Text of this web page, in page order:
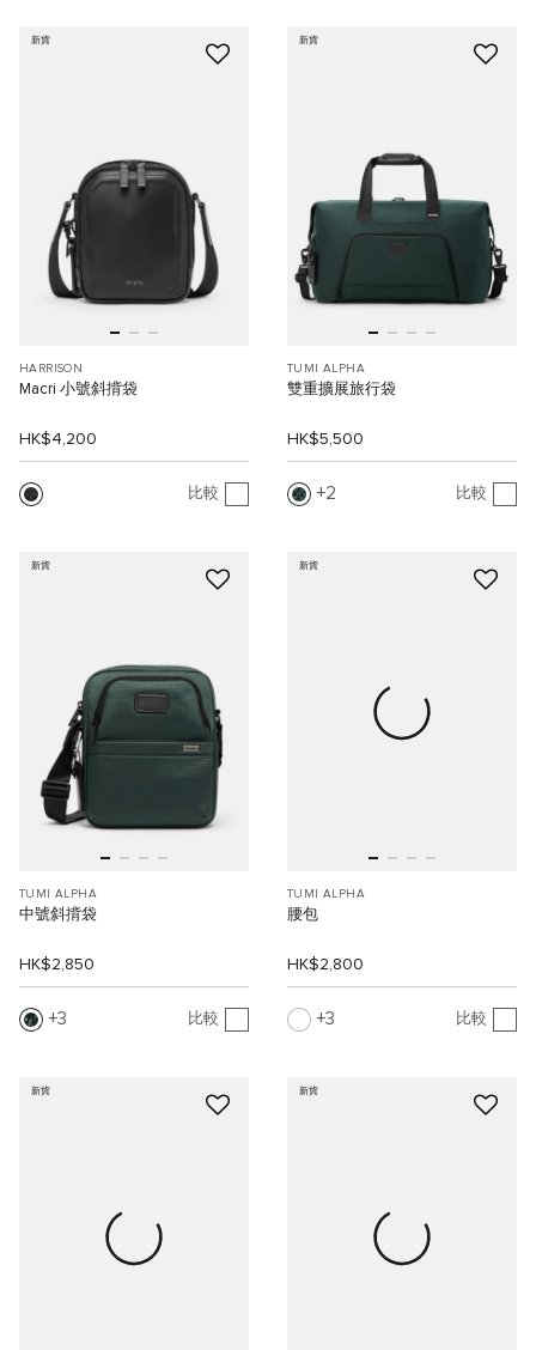
新貨
HARRISON
Macri 小號斜揹袋
HK$4,200
比較
新貨
TUMI ALPHA
雙重擴展旅行袋
HK$5,500
2 比較
新貨
TUMI ALPHA
中號斜揹袋
HK$2,850
3 比較
新貨
TUMI ALPHA
腰包
HK$2,800
3 比較
新貨 新貨